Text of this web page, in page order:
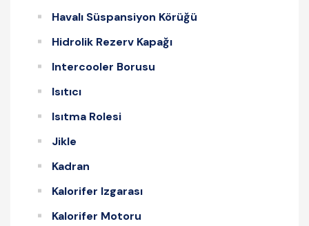
Havalı Süspansiyon Körüğü
Hidrolik Rezerv Kapağı
Intercooler Borusu
Isıtıcı
Isıtma Rolesi
Jikle
Kadran
Kalorifer Izgarası
Kalorifer Motoru